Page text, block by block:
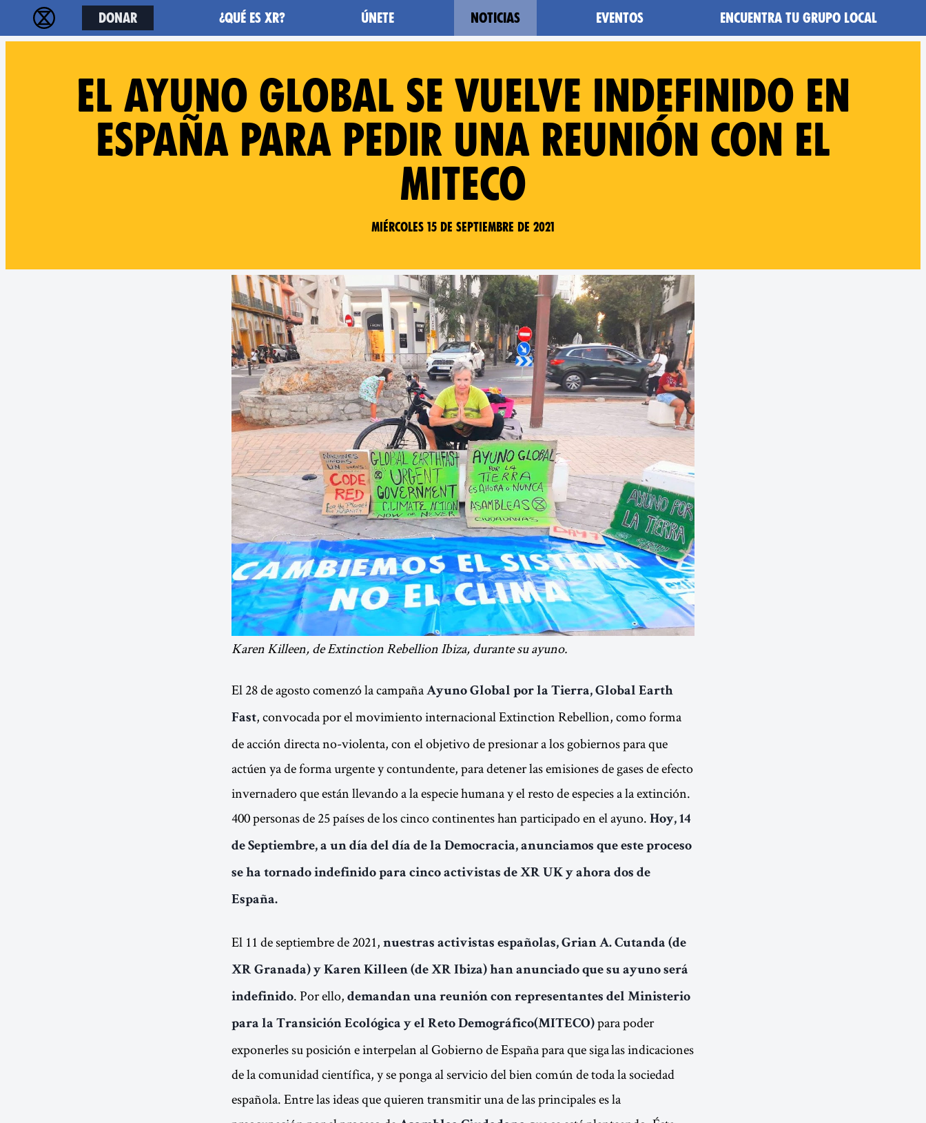
Donar ¿Qué es XR? Únete Noticias Eventos Encuentra tu grupo local
El ayuno global se vuelve indefinido en
España para pedir una reunión con el
MITECO
Miércoles 15 de septiembre de 2021
Karen Killeen, de Extinction Rebellion Ibiza, durante su ayuno.
El 28 de agosto comenzó la campaña Ayuno Global por la Tierra, Global Earth
Fast, convocada por el movimiento internacional Extinction Rebellion, como forma
de acción directa no-violenta, con el objetivo de presionar a los gobiernos para que
actúen ya de forma urgente y contundente, para detener las emisiones de gases de efecto
invernadero que están llevando a la especie humana y el resto de especies a la extinción.
400 personas de 25 países de los cinco continentes han participado en el ayuno. Hoy, 14
de Septiembre, a un día del día de la Democracia, anunciamos que este proceso
se ha tornado indefinido para cinco activistas de XR UK y ahora dos de
España.
El 11 de septiembre de 2021, nuestras activistas españolas, Grian A. Cutanda (de
XR Granada) y Karen Killeen (de XR Ibiza) han anunciado que su ayuno será
indefinido. Por ello, demandan una reunión con representantes del Ministerio
para la Transición Ecológica y el Reto Demográfico(MITECO) para poder
exponerles su posición e interpelan al Gobierno de España para que siga las indicaciones
de la comunidad científica, y se ponga al servicio del bien común de toda la sociedad
española. Entre las ideas que quieren transmitir una de las principales es la